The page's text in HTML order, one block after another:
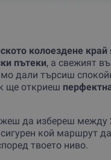
колоездене край
пътеки, а свежият
дали търсиш
ще откриеш
да избереш между
кой маршрут
твоето ниво.